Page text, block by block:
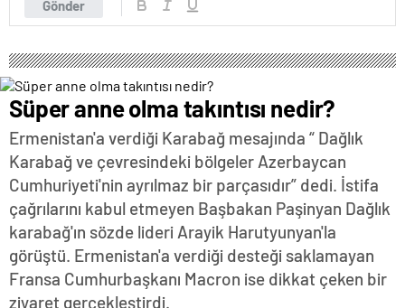
Gönder
Süper anne olma takıntısı nedir?
Ermenistan'a verdiği Karabağ mesajında “ Dağlık
Karabağ ve çevresindeki bölgeler Azerbaycan
Cumhuriyeti'nin ayrılmaz bir parçasıdır” dedi. İstifa
çağrılarını kabul etmeyen Başbakan Paşinyan Dağlık
karabağ'ın sözde lideri Arayik Harutyunyan'la
görüştü. Ermenistan'a verdiği desteği saklamayan
Fransa Cumhurbaşkanı Macron ise dikkat çeken bir
ziyaret gerçekleştirdi.